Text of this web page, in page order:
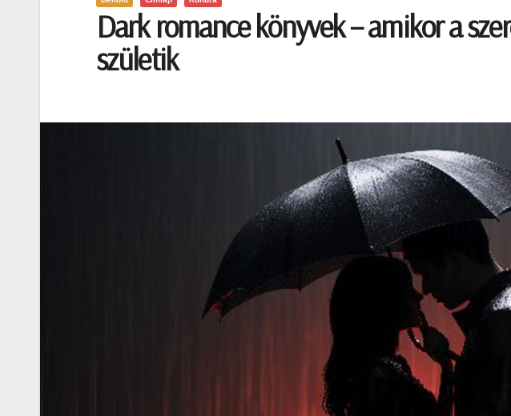
Dark romance könyvek – amikor a
születik